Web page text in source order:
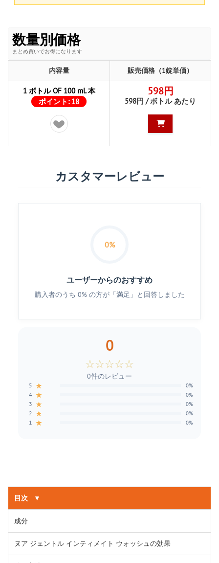
数量別価格
まとめ買いでお得になります
内容量 販売価格（1錠単価）
1 ボトル OF 100 ml. 本
ポイント: 18
598円
598円 / ボトル あたり
カスタマーレビュー
0%
ユーザーからのおすすめ
購入者のうち 0% の方が「満足」と回答しました
0
☆☆☆☆☆
0件のレビュー
5 ★ 0%
4 ★ 0%
3 ★ 0%
2 ★ 0%
1 ★ 0%
目次 ▼
成分
ヌア ジェントル インティメイト ウォッシュの効果